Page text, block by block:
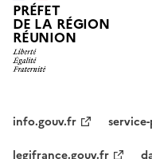
PRÉFET
DE LA RÉGION
RÉUNION
info.gouv.fr